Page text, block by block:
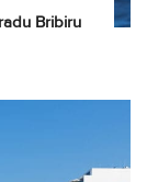
Bribiru